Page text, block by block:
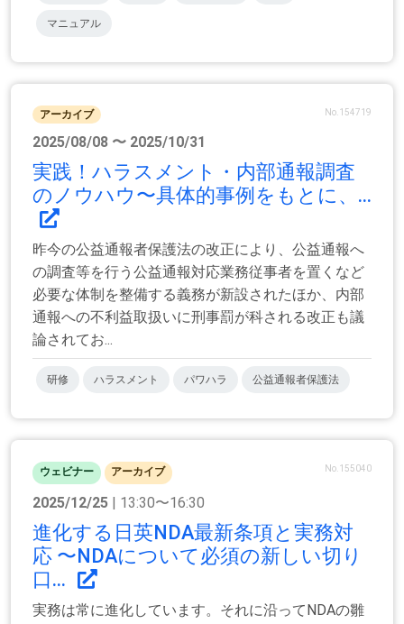
マニュアル
アーカイブ No.154719
2025/08/08 〜 2025/10/31
実践！ハラスメント・内部通報調査
のノウハウ〜具体的事例をもとに、...
昨今の公益通報者保護法の改正により、公益通報へ
の調査等を行う公益通報対応業務従事者を置くなど
必要な体制を整備する義務が新設されたほか、内部
通報への不利益取扱いに刑事罰が科される改正も議
論されてお...
研修 ハラスメント パワハラ 公益通報者保護法
ウェビナー アーカイブ No.155040
2025/12/25 | 13:30〜16:30
進化する日英NDA最新条項と実務対
応 〜NDAについて必須の新しい切り
口...
実務は常に進化しています。それに沿ってNDAの雛